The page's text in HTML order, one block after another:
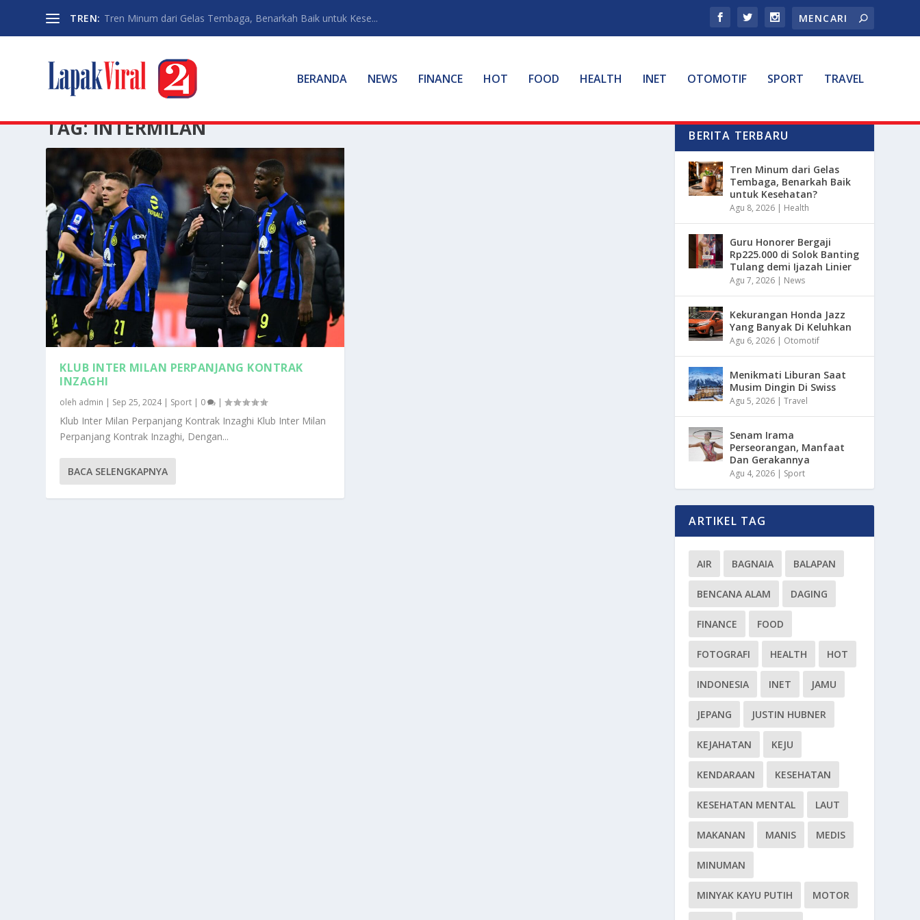
TREN: Tren Minum dari Gelas Tembaga, Benarkah Baik untuk Kese...
BERANDA NEWS FINANCE HOT FOOD HEALTH INET OTOMOTIF SPORT TRAVEL
TAG:INTERMILAN
KLUB INTER MILAN PERPANJANG KONTRAK
INZAGHI
oleh admin | Sep 25, 2024| Sport | 0 |
Klub Inter Milan Perpanjang Kontrak Inzaghi Klub Inter Milan
Perpanjang Kontrak Inzaghi, Dengan...
BACA SELENGKAPNYA
BERITA TERBARU
Tren Minum dari Gelas
Tembaga, Benarkah Baik
untuk Kesehatan?
Agu 8, 2026 | Health
Guru Honorer Bergaji
Rp225.000 di Solok Banting
Tulang demi Ijazah Linier
Agu 7, 2026 | News
Kekurangan Honda Jazz
Yang Banyak Di Keluhkan
Agu 6, 2026 | Otomotif
Menikmati Liburan Saat
Musim Dingin Di Swiss
Agu 5, 2026 |Travel
Senam Irama
Perseorangan, Manfaat
Dan Gerakannya
Agu 4, 2026 | Sport
ARTIKEL TAG
AIR BAGNAIA BALAPAN
BENCANA ALAM DAGING
FINANCE FOOD
FOTOGRAFI HEALTH HOT
INDONESIA INET JAMU
JEPANG JUSTIN HUBNER
KEJAHATAN KEJU
KENDARAAN KESEHATAN
KESEHATAN MENTAL LAUT
MAKANAN MANIS MEDIS
MINUMAN
MINYAK KAYU PUTIH MOTOR